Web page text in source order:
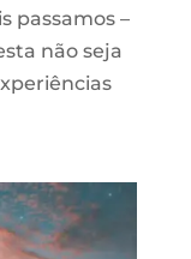
passamos –
não seja